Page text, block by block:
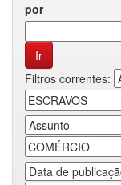
por
Filtros correntes: